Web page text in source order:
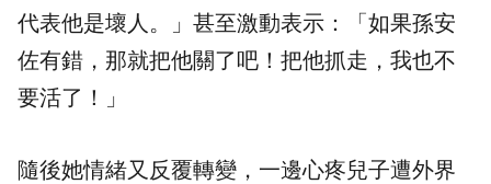
代表他是壞人。」甚至激動表示：「如果孫安
佐有錯，那就把他關了吧！把他抓走，我也不
要活了！」
隨後她情緒又反覆轉變，一邊心疼兒子遭外界